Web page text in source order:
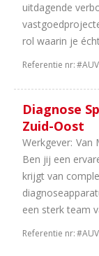
uitdagende
rol waarin je
Referentie nr:
Diagnose
Zuid-Oost
Werkgever: Van
Ben jij een
krijgt van
een sterk team
Referentie nr: